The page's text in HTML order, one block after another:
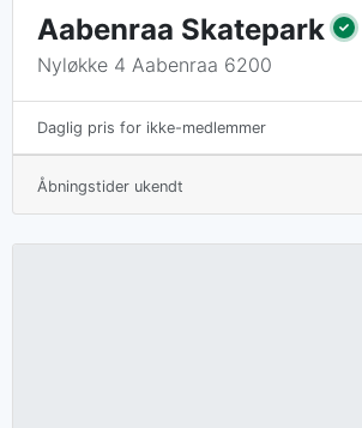
Aabenraa Skatepark
Nyløkke 4 Aabenraa 6200
Daglig pris for ikke-medlemmer
Åbningstider ukendt